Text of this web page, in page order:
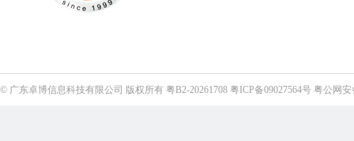
© 广东卓博信息科技有限公司 版权所有 粤B2-20261708 粤ICP备09027564号 粤公网安